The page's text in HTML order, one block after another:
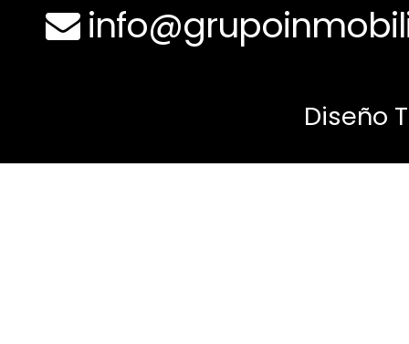
Diseño